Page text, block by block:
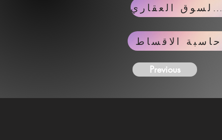
اخبار السوق العقاري
حاسبة الاقساط
Previous